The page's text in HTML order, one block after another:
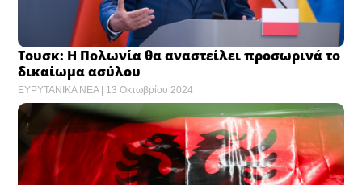
Τουσκ: Η Πολωνία θα αναστείλει προσωρινά το
δικαίωμα ασύλου
ΕΥΡΥΤΑΝΙΚΑ ΝΕΑ 13 Οκτωβρίου 2024